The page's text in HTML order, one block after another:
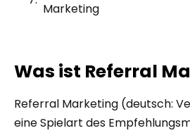
Marketing
Was ist Referral
Referral Marketing (deutsch:
eine Spielart des